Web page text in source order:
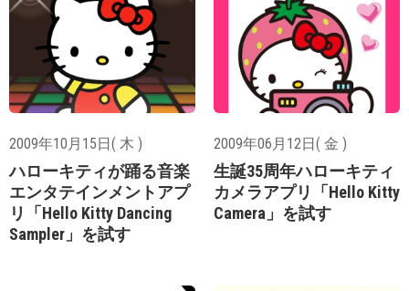
2009年10月15日( 木 )
ハローキティが踊る音楽
エンタテインメントアプ
リ「Hello Kitty Dancing
Sampler」を試す
2009年06月12日( 金 )
生誕35周年ハローキティ
カメラアプリ「Hello Kitty
Camera」を試す